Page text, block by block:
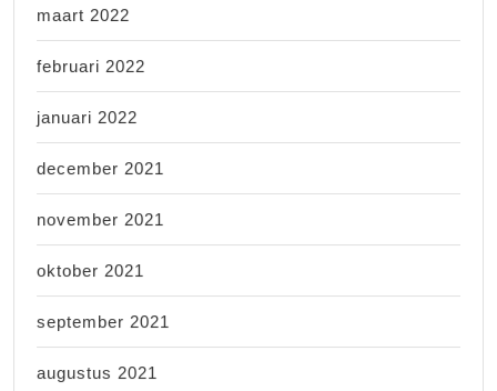
maart 2022
februari 2022
januari 2022
december 2021
november 2021
oktober 2021
september 2021
augustus 2021